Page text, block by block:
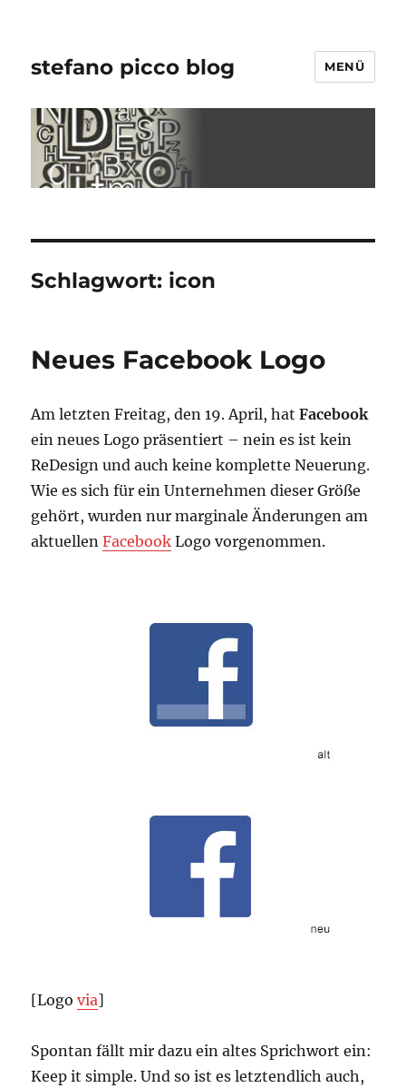
stefano picco blog MENÜ
Schlagwort: icon
Neues Facebook Logo
Am letzten Freitag, den 19. April, hatFacebook
ein neues Logo präsentiert – nein es ist kein
ReDesign und auch keine komplette Neuerung.
Wie es sich für ein Unternehmen dieser Größe
gehört, wurden nur marginale Änderungen am
aktuellenFacebook Logo vorgenommen.
[Logovia]
Spontan fällt mir dazu ein altes Sprichwort ein:
Keep it simple. Und so ist es letztendlich auch,